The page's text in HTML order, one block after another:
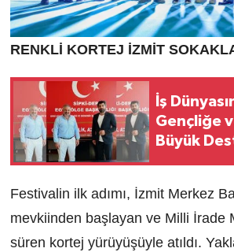
RENKLİ KORTEJ İZMİT
İş
Gençliğe
Büyük
Festivalin ilk adımı, İzmit Merkez
mevkiinden başlayan ve Milli İrade
süren kortej yürüyüşüyle atıldı.